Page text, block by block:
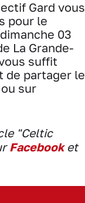
Gard vous
pour le
03
La Grande-
suffit
de partager le
sur
"Celtic
Facebooket